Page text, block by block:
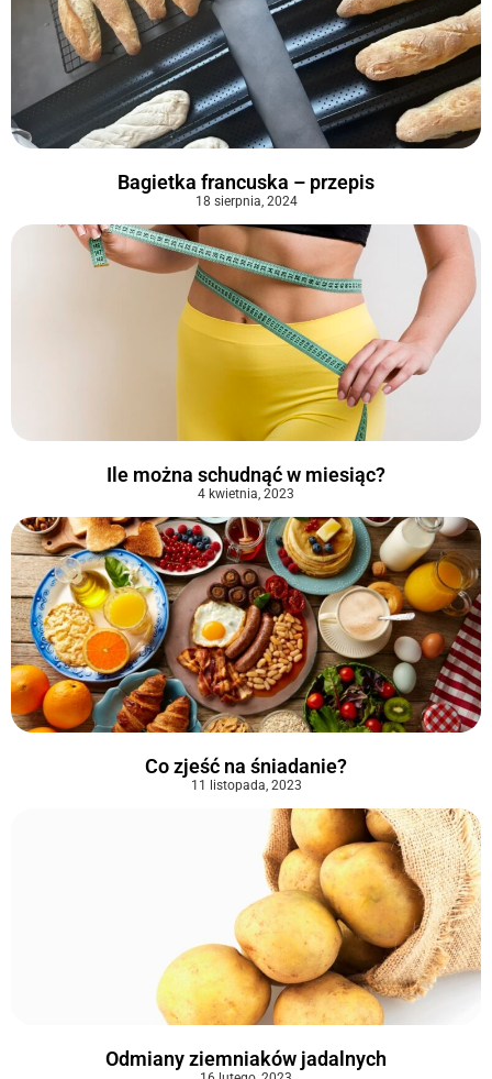
Bagietka francuska – przepis
18 sierpnia, 2024
Ile można schudnąć w miesiąc?
4 kwietnia, 2023
Co zjeść na śniadanie?
11 listopada, 2023
Odmiany ziemniaków jadalnych